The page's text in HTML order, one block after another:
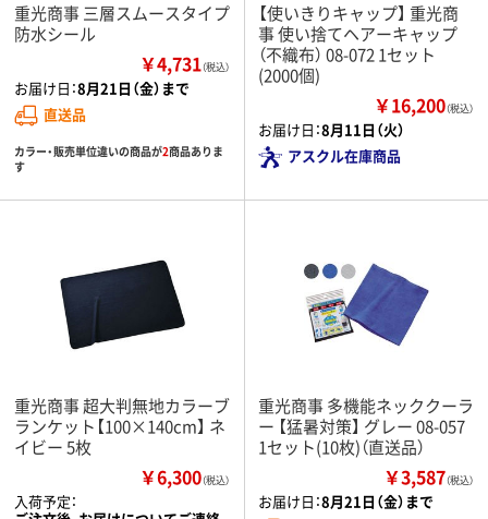
重光商事 三層スムースタイプ
防水シール
￥4,731（税込）
お届け日：8月21日（金）まで
直送品
カラー・販売単位違いの商品が2商品ありま
す
【使いきりキャップ】 重光商
事 使い捨てヘアーキャップ
（不織布） 08-072 1セット
(2000個)
￥16,200（税込）
お届け日：8月11日（火）
アスクル在庫商品
重光商事 超大判無地カラーブ
ランケット【100×140cm】 ネ
イビー 5枚
￥6,300（税込）
入荷予定：
重光商事 多機能ネッククーラ
ー 【猛暑対策】 グレー 08-057
1セット(10枚)（直送品）
￥3,587（税込）
お届け日：8月21日（金）まで